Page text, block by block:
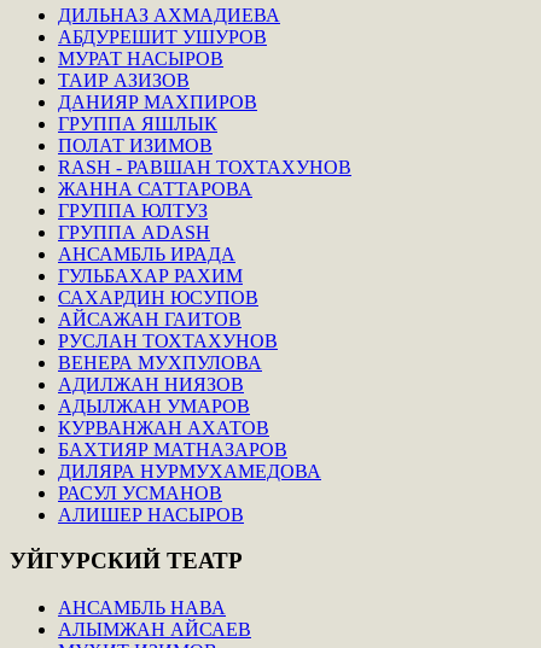
ДИЛЬНАЗ АХМАДИЕВА
АБДУРЕШИТ УШУРОВ
МУРАТ НАСЫРОВ
ТАИР АЗИЗОВ
ДАНИЯР МАХПИРОВ
ГРУППА ЯШЛЫК
ПОЛАТ ИЗИМОВ
RASH - РАВШАН ТОХТАХУНОВ
ЖАННА САТТАРОВА
ГРУППА ЮЛТУЗ
ГРУППА ADASH
АНСАМБЛЬ ИРАДА
ГУЛЬБАХАР РАХИМ
САХАРДИН ЮСУПОВ
АЙСАЖАН ГАИТОВ
РУСЛАН ТОХТАХУНОВ
ВЕНЕРА МУХПУЛОВА
АДИЛЖАН НИЯЗОВ
АДЫЛЖАН УМАРОВ
КУРВАНЖАН АХАТОВ
БАХТИЯР МАТНАЗАРОВ
ДИЛЯРА НУРМУХАМЕДОВА
РАСУЛ УСМАНОВ
АЛИШЕР НАСЫРОВ
УЙГУРСКИЙ ТЕАТР
АНСАМБЛЬ НАВА
АЛЫМЖАН АЙСАЕВ